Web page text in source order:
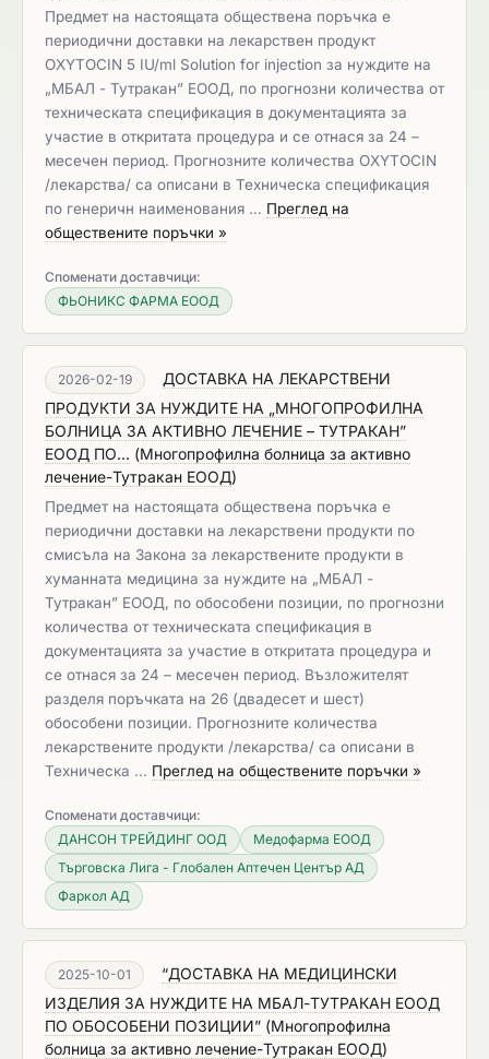
Предмет на настоящата обществена поръчка e
периодични дoставки на лекарствен продукт
OXYTOCIN 5 IU/ml Solution for injection за нуждите на
„МБАЛ - Тутракан” ЕООД, по прогнозни количества от
техническата спецификация в документацията за
участие в откритата процедура и се отнася за 24 –
месечен период. Прогнозните количества OXYTOCIN
/лекарства/ са описани в Техническа спецификация
по генеричн наименования … Преглед на
обществените поръчки »
Споменати доставчици:
ФЬОНИКС ФАРМА ЕООД
2026-02-19
ДОСТАВКА НА ЛЕКАРСТВЕНИ
ПРОДУКТИ ЗА НУЖДИТЕ НА „МНОГОПРОФИЛНА
БОЛНИЦА ЗА АКТИВНО ЛЕЧЕНИЕ – ТУТРАКАН”
ЕООД ПО... (Многопрофилна болница за активно
лечение-Тутракан ЕООД)
Предмет на настоящата обществена поръчка e
периодични дoставки на лекарствени продукти по
смисъла на Закона за лекарствените продукти в
хуманната медицина за нуждите на „МБАЛ -
Тутракан” ЕООД, по обособени позиции, по прогнозни
количества от техническата спецификация в
документацията за участие в откритата процедура и
се отнася за 24 – месечен период. Възложителят
разделя поръчката на 26 (двадесет и шест)
обособени позиции. Прогнозните количества
лекарствените продукти /лекарства/ са описани в
Техническа … Преглед на обществените поръчки »
Споменати доставчици:
ДАНСОН ТРЕЙДИНГ ООД
Медофарма ЕООД
Търговска Лига - Глобален Аптечен Център АД
Фаркол АД
2025-10-01
“ДОСТАВКА НА МЕДИЦИНСКИ
ИЗДЕЛИЯ ЗА НУЖДИТЕ НА МБАЛ-ТУТРАКАН ЕООД
ПО ОБОСОБЕНИ ПОЗИЦИИ” (Многопрофилна
болница за активно лечение-Тутракан ЕООД)